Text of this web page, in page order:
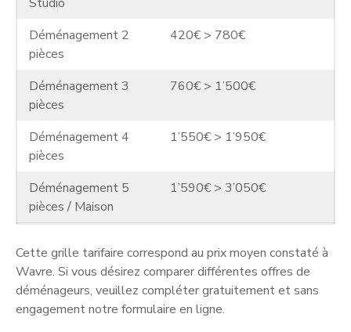
Déménagement 2
pièces
420€ > 780€
Déménagement 3
pièces
760€ > 1’500€
Déménagement 4
pièces
1’550€ > 1’950€
Déménagement 5
pièces / Maison
1’590€ > 3’050€
Cette grille tarifaire correspond au prix moyen constaté à
Wavre. Si vous désirez comparer différentes offres de
déménageurs, veuillez compléter gratuitement et sans
engagement notre formulaire en ligne.